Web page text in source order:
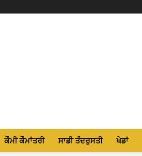
ਕੌਮੀ ਕੌਮਾਂਤਰੀ ਸਾਡੀ ਤੰਦਰੁਸਤੀ ਖੇਡਾਂ